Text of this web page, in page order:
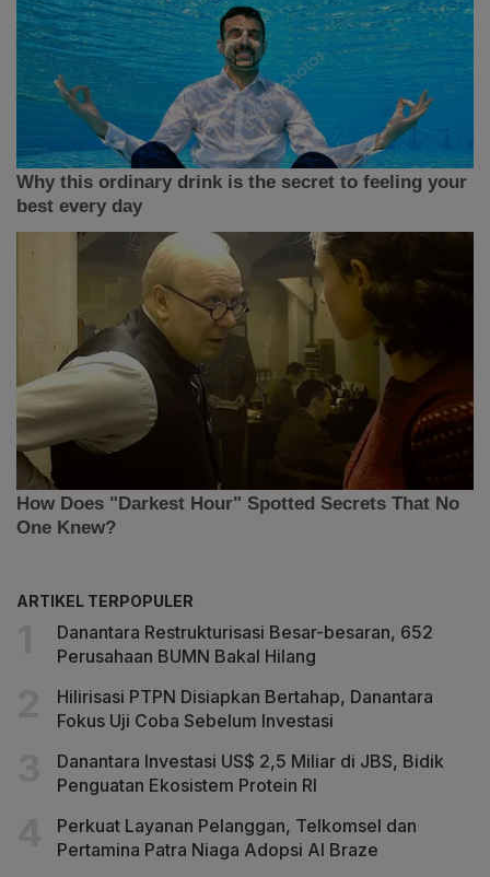
ARTIKEL TERPOPULER
Danantara Restrukturisasi Besar-besaran, 652
Perusahaan BUMN Bakal Hilang
Hilirisasi PTPN Disiapkan Bertahap, Danantara
Fokus Uji Coba Sebelum Investasi
Danantara Investasi US$ 2,5 Miliar di JBS, Bidik
Penguatan Ekosistem Protein RI
Perkuat Layanan Pelanggan, Telkomsel dan
Pertamina Patra Niaga Adopsi AI Braze